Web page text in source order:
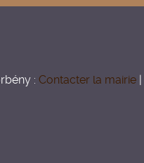
: Contacter la mairie |